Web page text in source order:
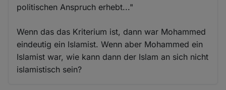
politischen Anspruch erhebt..."
Wenn das das Kriterium ist, dann war Mohammed
eindeutig ein Islamist. Wenn aber Mohammed ein
Islamist war, wie kann dann der Islam an sich nicht
islamistisch sein?